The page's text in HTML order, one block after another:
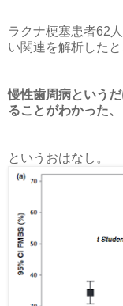
ラクナ梗塞患者62
い関連を解析したと
慢性歯周病という
ることがわかった、
というおはなし。